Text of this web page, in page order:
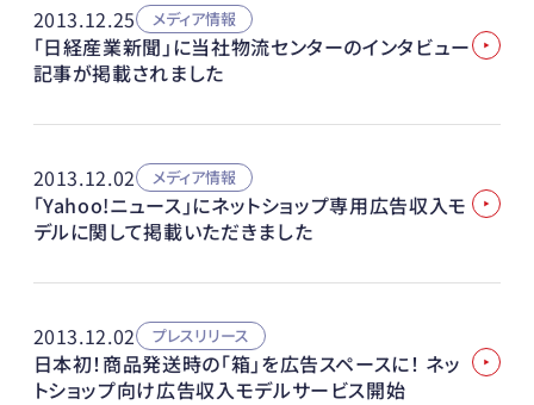
2013.12.25 メディア情報
「日経産業新聞」に当社物流センターのインタビュー
記事が掲載されました
2013.12.02 メディア情報
「Yahoo!ニュース」にネットショップ専用広告収入モ
デルに関して掲載いただきました
2013.12.02 プレスリリース
日本初！商品発送時の「箱」を広告スペースに！ ネッ
トショップ向け広告収入モデルサービス開始